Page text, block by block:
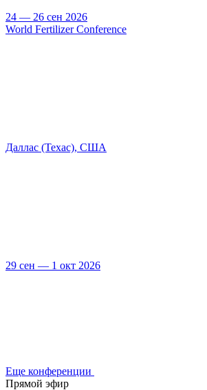
24 — 26 сен 2026
World Fertilizer Conference
Даллас (Техас), США
29 сен — 1 окт 2026
Еще конференции
Прямой эфир